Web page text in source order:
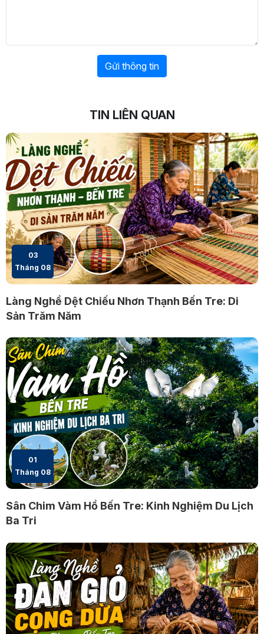
Gửi thông tin
TIN LIÊN QUAN
03
Tháng 08
Làng Nghề Dệt Chiếu Nhơn Thạnh Bến Tre: Di
Sản Trăm Năm
01
Tháng 08
Sân Chim Vàm Hồ Bến Tre: Kinh Nghiệm Du Lịch
Ba Tri